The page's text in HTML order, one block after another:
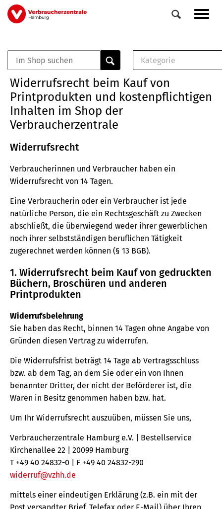
Direkt
zum
Veranstaltungen
0
Elemente
Kategorie
Musterbrief (RTF)
E-Broschüre
Widerrufsrecht beim Kauf von
Printprodukten und kostenpflichtigen
Inhalten im Shop der
Verbraucherzentrale
Widerrufsrecht
Verbraucherinnen und Verbraucher haben ein
Widerrufsrecht von 14 Tagen.
Eine Verbraucherin oder ein Verbraucher ist jede
natürliche Person, die ein Rechtsgeschäft zu Zwecken
abschließt, die überwiegend weder ihrer gewerblichen
noch ihrer selbstständigen beruflichen Tätigkeit
zugerechnet werden können (§ 13 BGB).
1. Widerrufsrecht beim Kauf von gedruckten
Büchern, Broschüren und anderen
Printprodukten
Widerrufsbelehrung
Sie haben das Recht, binnen 14 Tagen ohne Angabe von
Gründen diesen Vertrag zu widerrufen.
Die Widerrufsfrist beträgt 14 Tage ab Vertragsschluss
bzw. ab dem Tag, an dem Sie oder ein von Ihnen
benannter Dritter, der nicht der Beförderer ist, die
Waren in Besitz genommen haben bzw. hat.
Um Ihr Widerrufsrecht auszuüben, müssen Sie uns,
Verbraucherzentrale Hamburg e.V. | Bestellservice
Kirchenallee 22 | 20099 Hamburg
T +49 40 24832-0 | F +49 40 24832-290
widerruf@vzhh.de
mittels einer eindeutigen Erklärung (z.B. ein mit der